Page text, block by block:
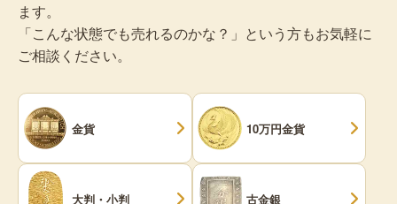
ます。
「こんな状態でも売れるのかな？」という方もお気軽に
ご相談ください。
金貨 10万円金貨
大判・小判 古金銀